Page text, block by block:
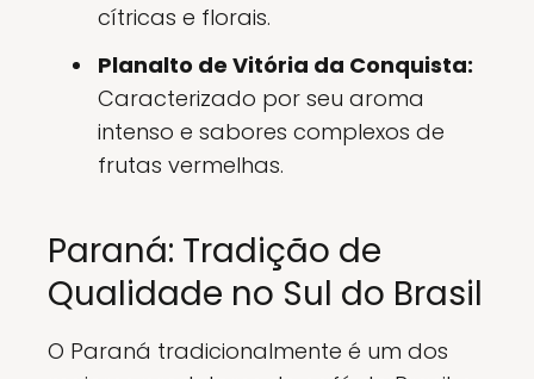
cítricas e florais.
Planalto de Vitória da Conquista:
Caracterizado por seu aroma
intenso e sabores complexos de
frutas vermelhas.
Paraná: Tradição de
Qualidade no Sul do Brasil
O Paraná tradicionalmente é um dos